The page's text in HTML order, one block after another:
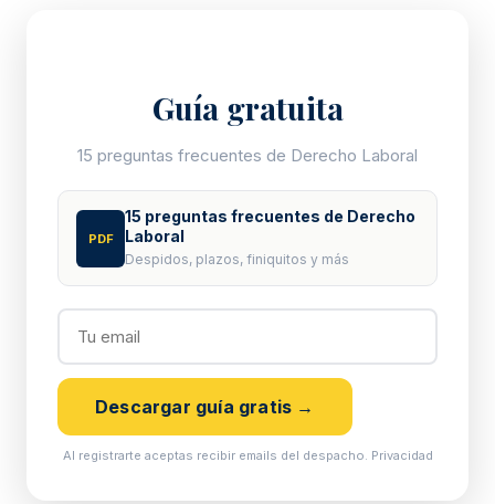
Guía gratuita
15 preguntas frecuentes de Derecho Laboral
PDF
15 preguntas frecuentes de Derecho
Laboral
Despidos, plazos, finiquitos y más
Descargar guía gratis →
Al registrarte aceptas recibir emails del despacho. Privacidad